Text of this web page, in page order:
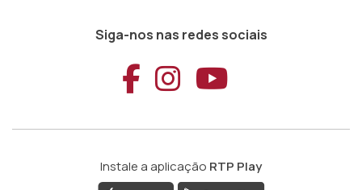
Siga-nos nas redes sociais
Aceder ao
Aceder ao
Aceder
Instale a aplicação RTP Play